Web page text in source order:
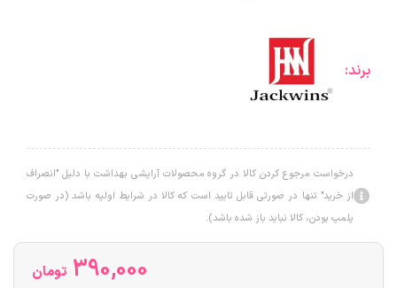
برند:
درخواست مرجوع کردن کالا در گروه محصولات آرایشی بهداشت با دلیل "انصراف
از خرید" تنها در صورتی قابل تایید است که کالا در شرایط اولیه باشد (در صورت
پلمپ بودن، کالا نباید باز شده باشد).
390,000 تومان